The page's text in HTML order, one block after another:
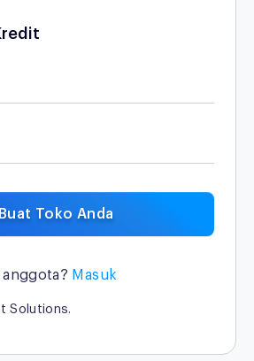
Buat Toko Anda
Masuk
Solutions.